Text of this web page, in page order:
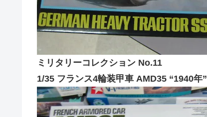
ミリタリーコレクション No.11
1/35 フランス4輪装甲車 AMD35 “1940年”